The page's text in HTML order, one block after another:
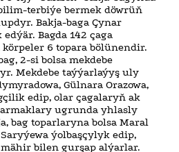
terbiýe bermek döwrüň
Bakja-baga Çynar
Bagda 142 çaga
6 topara bölünendir.
2-si bolsa mekdebe
Mekdebe taýýarlaýyş uly
Gülnara Orazowa,
edip, olar çagalaryň ak
ugrunda yhlasly
bag toparlaryna bolsa Maral
ýolbaşçylyk edip,
bilen gurşap alýarlar.